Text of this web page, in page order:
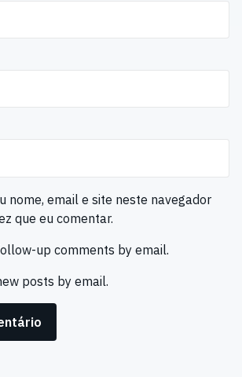
nome, email e site neste navegador
que eu comentar.
up comments by email.
posts by email.